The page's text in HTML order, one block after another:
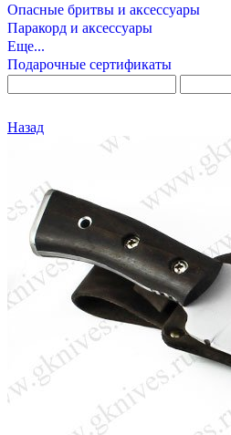
Опасные бритвы и аксессуары
Паракорд и аксессуары
Еще...
Подарочные сертификаты
Назад